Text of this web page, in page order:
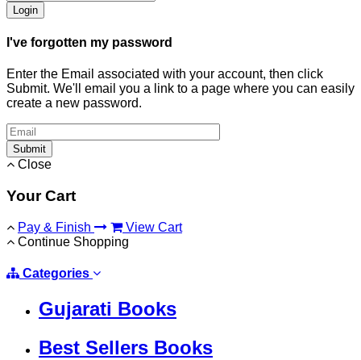
Login
I've forgotten my password
Enter the Email associated with your account, then click
Submit. We'll email you a link to a page where you can easily
create a new password.
Submit
Close
Your Cart
Pay & Finish
View Cart
Continue Shopping
Categories
Gujarati Books
Best Sellers Books